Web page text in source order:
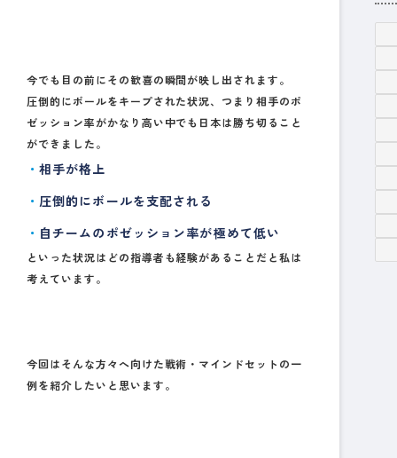
今でも目の前にその歓喜の瞬間が映し出されます。
圧倒的にボールをキープされた状況、つまり相手のポ
ゼッション率がかなり高い中でも日本は勝ち切ること
ができました。
相手が格上
圧倒的にボールを支配される
自チームのポゼッション率が極めて低い
といった状況はどの指導者も経験があることだと私は
考えています。
今回はそんな方々へ向けた戦術・マインドセットの一
例を紹介したいと思います。